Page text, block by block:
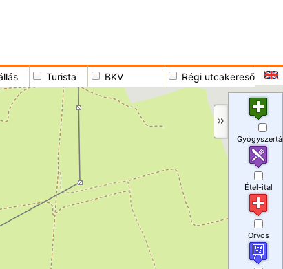
Turista BKV Régi utcakereső
Étel-ital
Orvos